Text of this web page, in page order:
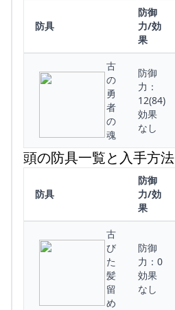
防具
防御
力/効
果
古
の
勇
者
の
魂
防御
力：
12(84)
効果
なし
頭の防具一覧と入手方法
防具
防御
力/効
果
古
び
た
髪
留
め
防御
力：0
効果
なし